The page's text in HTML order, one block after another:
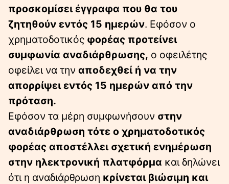
προσκομίσει έγγραφα που θα του
ζητηθούν εντός 15 ημερών. Εφόσον ο
χρηματοδοτικός φορέας προτείνει
συμφωνία αναδιάρθρωσης, ο οφειλέτης
οφείλει να την αποδεχθεί ή να την
απορρίψει εντός 15 ημερών από την
πρόταση.
Εφόσον τα μέρη συμφωνήσουν στην
αναδιάρθρωση τότε ο χρηματοδοτικός
φορέας αποστέλλει σχετική ενημέρωση
στην ηλεκτρονική πλατφόρμα και δηλώνει
ότι η αναδιάρθρωση κρίνεται βιώσιμη και